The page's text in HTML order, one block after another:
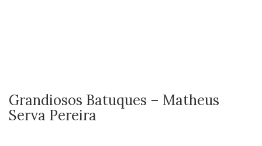
Grandiosos Batuques – Matheus
Serva Pereira